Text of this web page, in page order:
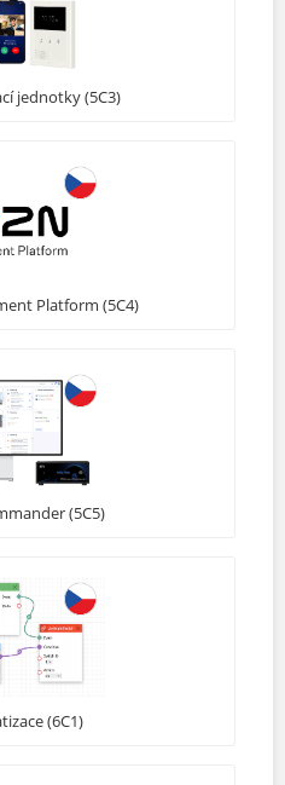
jednotky (5C3)
Platform (5C4)
(5C5)
(6C1)